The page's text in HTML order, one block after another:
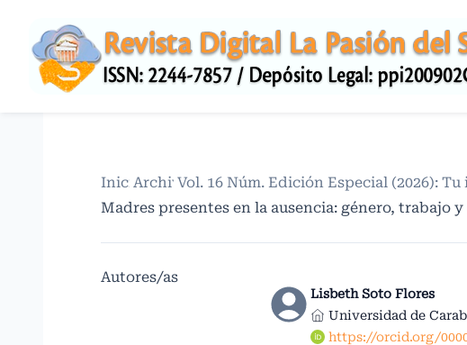
Inicio /
Archivos /
Vol. 16 Núm. Edición Especial (2026):
Madres presentes en la ausencia: género, trabajo
Autores/as
Lisbeth Soto Flores
Universidad de
https://orcid.org/